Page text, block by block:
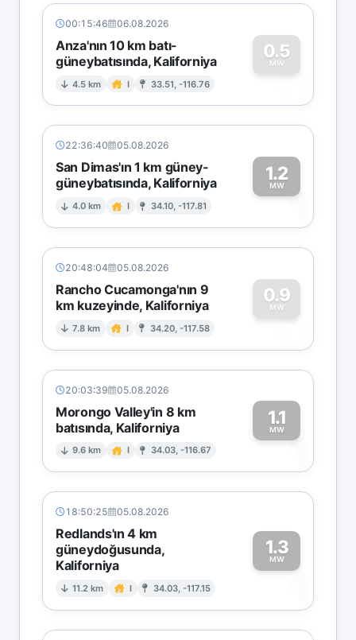
00:15:46 06.08.2026
Anza'nın 10 km batı-
güneybatısında, Kaliforniya
4.5 km I 33.51, -116.76
0.5
MW
0
22:36:40 05.08.2026
San Dimas'ın 1 km güney-
güneybatısında, Kaliforniya
4.0 km I 34.10, -117.81
1.2
MW1
20:48:04 05.08.2026
Rancho Cucamonga'nın 9
km kuzeyinde, Kaliforniya
7.8 km I 34.20, -117.58
0.9
MW
0
20:03:39 05.08.2026
Morongo Valley'in 8 km
batısında, Kaliforniya
9.6 km I 34.03, -116.67
1.1
MW1
18:50:25 05.08.2026
Redlands'ın 4 km
güneydoğusunda,
Kaliforniya
11.2 km I 34.03, -117.15
1.3
MW
1